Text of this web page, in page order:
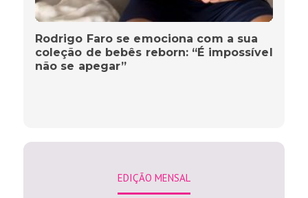
Rodrigo Faro se emociona com a sua
coleção de bebês reborn: “É impossível
não se apegar”
EDIÇÃO MENSAL